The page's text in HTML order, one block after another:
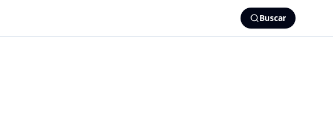
Buscar